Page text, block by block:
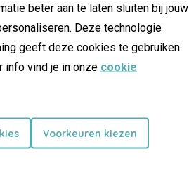
beter aan te laten sluiten bij jouw
Deze technologie
geeft deze cookies te gebruiken.
info vind je in onze cookie
Voorkeuren kiezen